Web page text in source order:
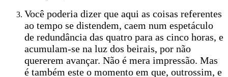
Você poderia dizer que aqui as coisas referentes
ao tempo se distendem, caem num espetáculo
de redundância das quatro para as cinco horas, e
acumulam-se na luz dos beirais, por não
quererem avançar. Não é mera impressão. Mas
é também este o momento em que, outrossim, e